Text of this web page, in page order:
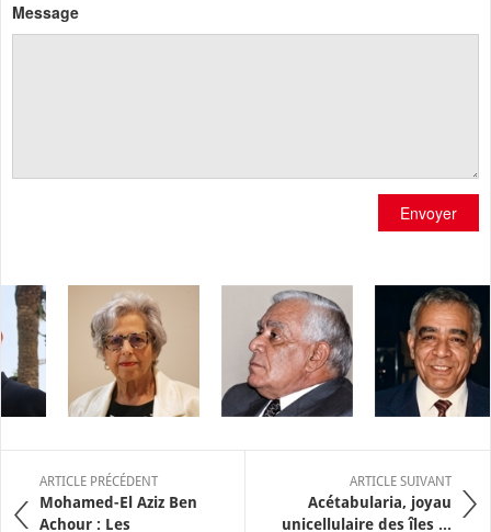
Message
Envoyer
ARTICLE PRÉCÉDENT
Mohamed-El Aziz Ben
Achour : Les
ARTICLE SUIVANT
Acétabularia, joyau
unicellulaire des îles ...